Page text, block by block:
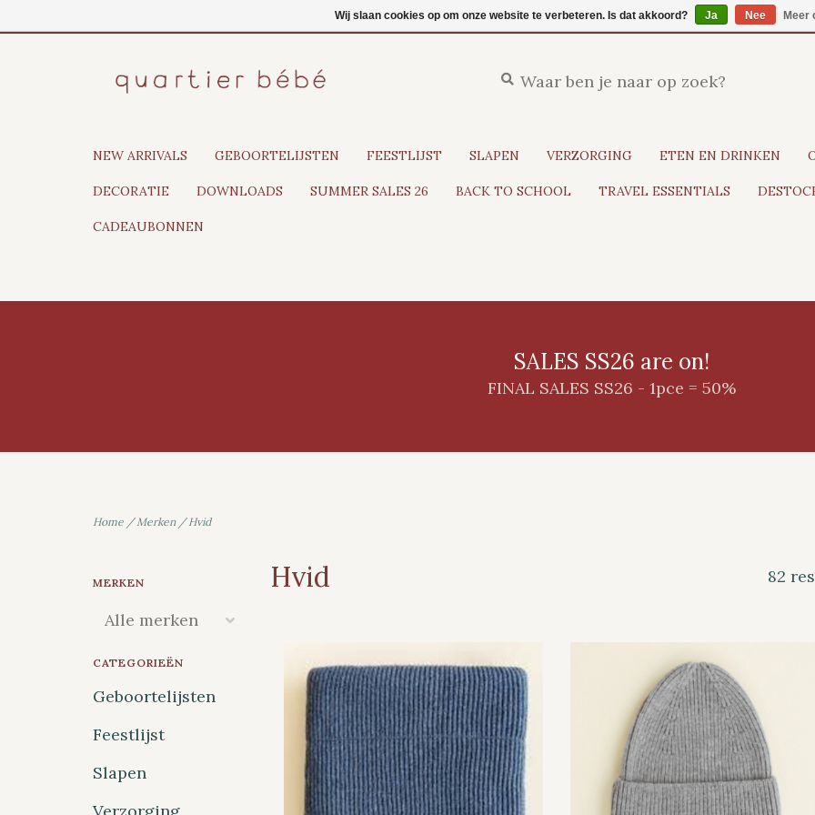
NEW ARRIVALS GEBOORTELIJSTEN FEESTLIJST SLAPEN VERZORGING ETEN EN DRINKEN
DECORATIE DOWNLOADS SUMMER SALES 26 BACK TO SCHOOL TRAVEL ESSENTIALS
CADEAUBONNEN
SALES SS26 are on!
FINAL SALES SS26 - 1pce = 50%
Home /Merken/Hvid
MERKEN
CATEGORIEËN
Geboortelijsten
Feestlijst
Slapen
Hvid 82
Wij slaan cookies op om onze website te verbeteren. Is dat akkoord? Ja Nee Meer